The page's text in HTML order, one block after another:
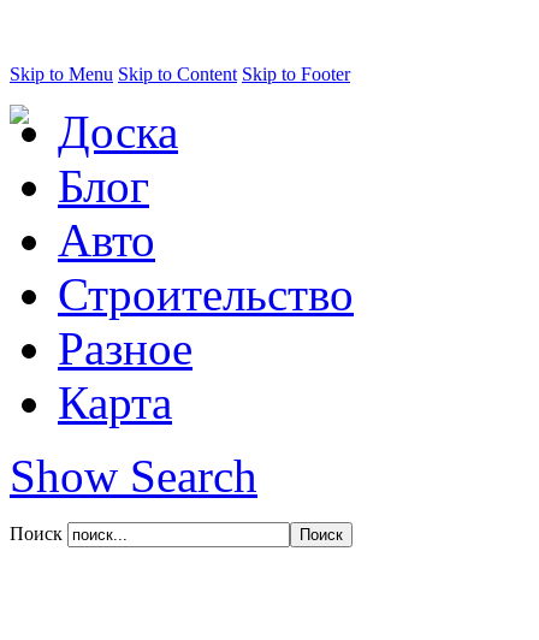
Skip to Menu Skip to Content Skip to Footer
Доска
Блог
Авто
Строительство
Разное
Карта
Show Search
Поиск